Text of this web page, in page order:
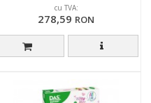
cu TVA:
278,59 RON